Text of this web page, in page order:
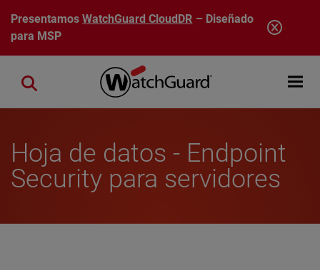
Pasar al contenido principal
PresentamosWatchGuard CloudDR – Diseñado
para MSP
Open
Close search
Hoja de datos - Endpoint
Security para servidores